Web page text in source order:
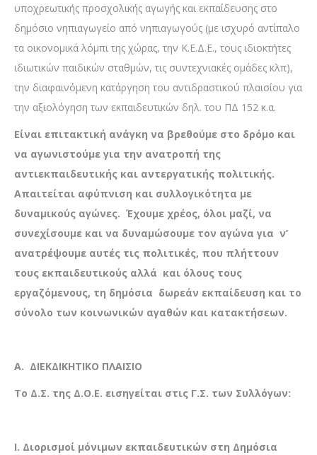
υποχρεωτικής προσχολικής αγωγής και εκπαίδευσης στο
δημόσιο νηπιαγωγείο από νηπιαγωγούς (με ισχυρό αντίπαλο
τα οικονομικά λόμπι της χώρας, την Κ.Ε.Δ.Ε., τους ιδιοκτήτες
ιδιωτικών παιδικών σταθμών, τις συντεχνιακές ομάδες κλπ),
την διαφαινόμενη κατάργηση του αντιδραστικού πλαισίου για
την αξιολόγηση των εκπαιδευτικών δηλ. του ΠΔ 152 κ.α.
Είναι επιτακτική ανάγκη να βρεθούμε στο δρόμο και
να αγωνιστούμε για την ανατροπή της
αντιεκπαιδευτικής και αντεργατικής πολιτικής.
Απαιτείται αφύπνιση και συλλογικότητα με
δυναμικούς αγώνες. Έχουμε χρέος, όλοι μαζί, να
συνεχίσουμε και να δυναμώσουμε τον αγώνα για ν’
ανατρέψουμε αυτές τις πολιτικές, που πλήττουν
τους εκπαιδευτικούς αλλά και όλους τους
εργαζόμενους, τη δημόσια δωρεάν εκπαίδευση και το
σύνολο των κοινωνικών αγαθών και κατακτήσεων.
Α. ΔΙΕΚΔΙΚΗΤΙΚΟ ΠΛΑΙΣΙΟ
Το Δ.Σ. της Δ.Ο.Ε. εισηγείται στις Γ.Σ. των Συλλόγων:
I. Διορισμοί μόνιμων εκπαιδευτικών στη Δημόσια